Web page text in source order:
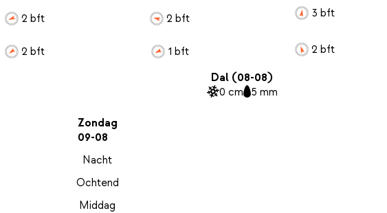
2 bft
2 bft
2 bft
1 bft
3 bft
2 bft
Dal (08-08)
0 cm 5 mm
Zondag
09-08
Nacht
Ochtend
Middag